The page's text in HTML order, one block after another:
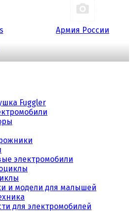
Армия России
Fuggler
электромобили
и модели для малышей
для электромобилей